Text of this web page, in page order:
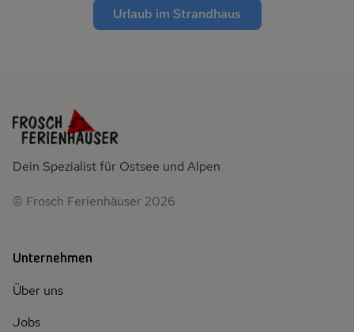
Urlaub im Strandhaus
Dein Spezialist für Ostsee und Alpen
© Frosch Ferienhäuser 2026
Unternehmen
Über uns
Jobs